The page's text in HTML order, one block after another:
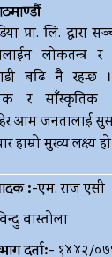
प्रा. लि. द्धारा
लोकतन्त्र र
बढि नै
र साँस्कृतिक
आम जनतालाई
हाम्रो मुख्य लक्ष्य
:-एम. राज एसी
वास्तोला
दर्ता:- १४४२/